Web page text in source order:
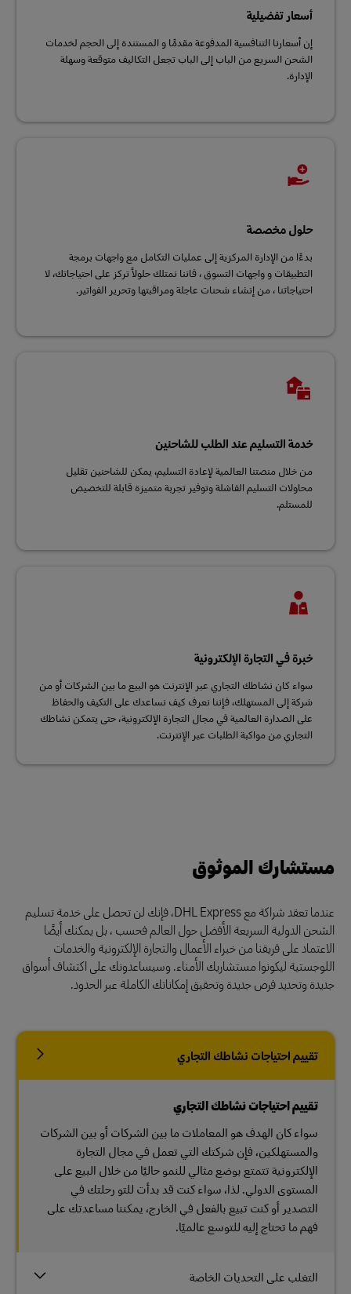
أسعار تفضيلية
إن أسعارنا التنافسية المدفوعة مقدمًا و المستندة إلى الحجم لخدمات
الشحن السريع من الباب إلى الباب تجعل التكاليف متوقعة وسهلة
الإدارة.
حلول مخصصة
بدءًا من الإدارة المركزية إلى عمليات التكامل مع واجهات برمجة
التطبيقات و واجهات التسوق ، فاننا نمتلك حلولاً تركز على احتياجاتك، لا
احتياجاتنا ، من إنشاء شحنات عاجلة ومراقبتها وتحرير الفواتير.
خدمة التسليم عند الطلب للشاحنين
من خلال منصتنا العالمية لإعادة التسليم، يمكن للشاحنين تقليل
محاولات التسليم الفاشلة وتوفير تجربة متميزة قابلة للتخصيص
للمستلم.
خبرة في التجارة الإلكترونية
سواء كان نشاطك التجاري عبر الإنترنت هو البيع ما بين الشركات أو من
شركة إلى المستهلك، فإننا نعرف كيف نساعدك على التكيف والحفاظ
على الصدارة العالمية في مجال التجارة الإلكترونية، حتى يتمكن نشاطك
التجاري من مواكبة الطلبات عبر الإنترنت.
مستشارك الموثوق
عندما تعقد شراكة مع DHL Express، فإنك لن تحصل على خدمة تسليم
الشحن الدولية السريعة الأفضل حول العالم فحسب ، بل يمكنك أيضًا
الاعتماد على فريقنا من خبراء الأعمال والتجارة الإلكترونية والخدمات
اللوجستية ليكونوا مستشاريك الأمناء. وسيساعدونك على اكتشاف أسواق
جديدة وتحديد فرص جديدة وتحقيق إمكاناتك الكاملة عبر الحدود.
تقييم احتياجات نشاطك التجاري
التغلب على التحديات الخاصة
تقييم احتياجات نشاطك التجاري
سواء كان الهدف هو المعاملات ما بين الشركات أو بين الشركات
والمستهلكين، فإن شركتك التي تعمل في مجال التجارة
الإلكترونية تتمتع بوضع مثالي للنمو حاليًا من خلال البيع على
المستوى الدولي. لذا، سواء كنت قد بدأت للتو رحلتك في
التصدير أو كنت تبيع بالفعل في الخارج، يمكننا مساعدتك على
فهم ما تحتاج إليه للتوسع عالميًا.